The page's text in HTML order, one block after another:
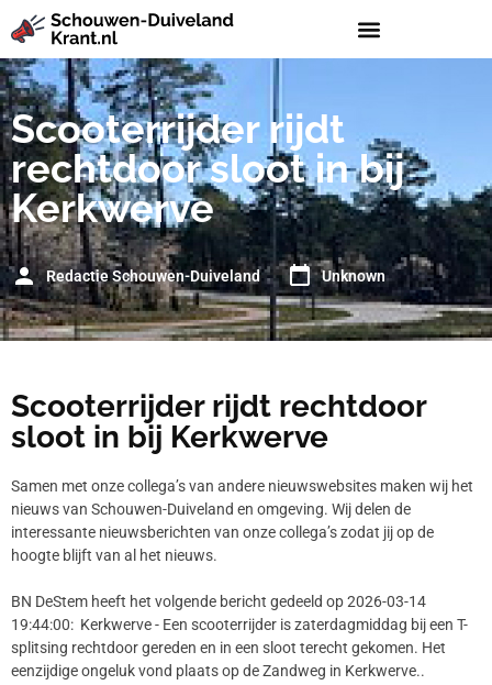
Scooterrijder rijdt
rechtdoor sloot in bij
Kerkwerve
Redactie Schouwen-Duiveland Unknown
Scooterrijder rijdt rechtdoor
sloot in bij Kerkwerve
Samen met onze collega’s van andere nieuwswebsites maken wij het
nieuws van Schouwen-Duiveland en omgeving. Wij delen de
interessante nieuwsberichten van onze collega’s zodat jij op de
hoogte blijft van al het nieuws.
BN DeStem heeft het volgende bericht gedeeld op 2026-03-14
19:44:00: Kerkwerve - Een scooterrijder is zaterdagmiddag bij een T-
splitsing rechtdoor gereden en in een sloot terecht gekomen. Het
eenzijdige ongeluk vond plaats op de Zandweg in Kerkwerve..